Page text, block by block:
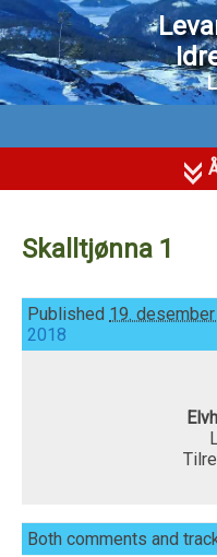
Skalltjønna 1
Published 19.
2018
Both comments and